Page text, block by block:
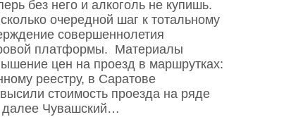
без него и алкоголь не купишь.
очередной шаг к тотальному
совершеннолетия
платформы. Материалы
цен на проезд в маршрутках:
реестру, в Саратове
стоимость проезда на ряде
далее Чувашский…